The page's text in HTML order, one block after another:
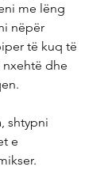
me lëng
nëpër
të kuq të
nxehtë dhe
shtypni
e